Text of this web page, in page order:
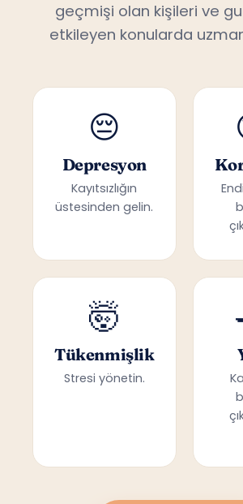
geçmişi olan kişileri ve
etkileyen konularda
😔
Depresyon
Kayıtsızlığın
üstesinden gelin.
🤯
Tükenmişlik
Stresi yönetin.